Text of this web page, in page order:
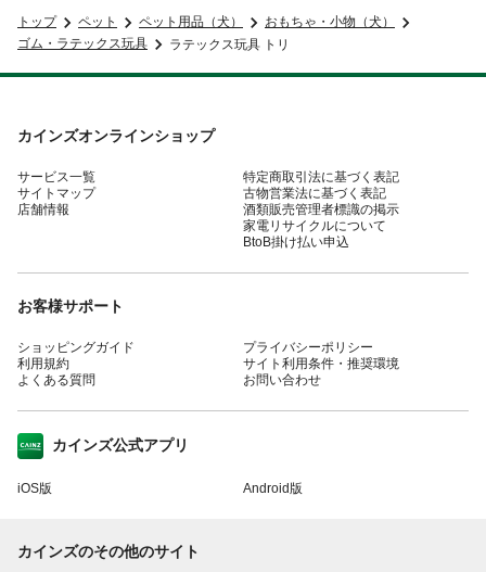
トップ ペット ペット用品（犬）
おもちゃ・小物（犬）
ゴム・ラテックス玩具
ラテックス玩具 トリ
カインズオンラインショップ
サービス一覧
サイトマップ
店舗情報
特定商取引法に基づく表記
古物営業法に基づく表記
酒類販売管理者標識の掲示
家電リサイクルについて
BtoB掛け払い申込
お客様サポート
ショッピングガイド
利用規約
よくある質問
プライバシーポリシー
サイト利用条件・推奨環境
お問い合わせ
カインズ公式アプリ
iOS版 Android版
カインズのその他のサイト